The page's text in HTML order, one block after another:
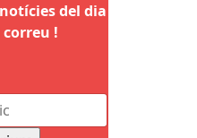
del dia
!